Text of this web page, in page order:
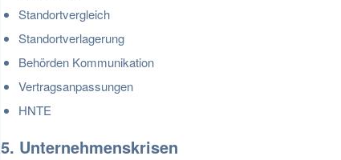
Standortvergleich
Standortverlagerung
Behörden Kommunikation
Vertragsanpassungen
HNTE
5. Unternehmenskrisen